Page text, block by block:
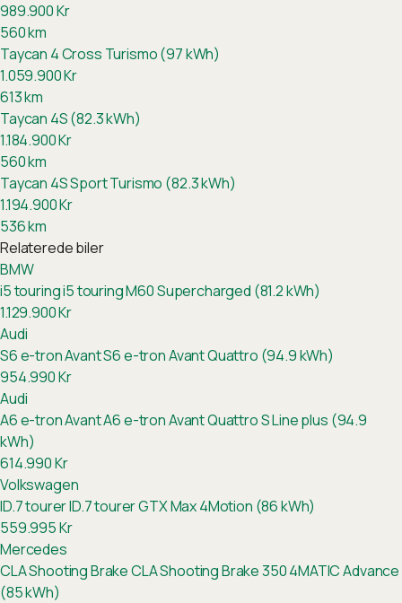
989.900Kr
560km
Taycan 4 Cross Turismo (97 kWh)
1.059.900Kr
613km
Taycan 4S (82.3 kWh)
1.184.900Kr
560km
Taycan 4S Sport Turismo (82.3 kWh)
1.194.900Kr
536km
Relaterede biler
BMW
i5 touringi5 touring M60 Supercharged (81.2 kWh)
1.129.900Kr
Audi
S6 e-tron AvantS6 e-tron Avant Quattro (94.9 kWh)
954.990Kr
Audi
A6 e-tron AvantA6 e-tron Avant Quattro S Line plus (94.9
kWh)
614.990Kr
Volkswagen
ID.7 tourerID.7 tourer GTX Max 4Motion (86 kWh)
559.995Kr
Mercedes
CLA Shooting BrakeCLA Shooting Brake 350 4MATIC Advance
(85 kWh)